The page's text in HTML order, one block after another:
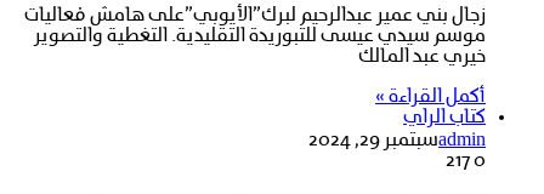
زجال بني عمير عبدالرحيم لبرك”الأيوبي”على هامش فعاليات
موسم سيدي عيسى للتبوريدة التقليدية. التغطية والتصوير
خيري عبد المالك
أكمل القراءة »
كتاب الراي
adminسبتمبر 29, 2024
0